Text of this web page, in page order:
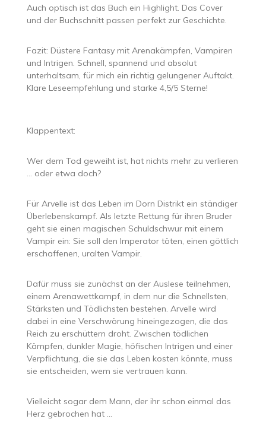
Auch optisch ist das Buch ein Highlight. Das Cover
und der Buchschnitt passen perfekt zur Geschichte.
Fazit: Düstere Fantasy mit Arenakämpfen, Vampiren
und Intrigen. Schnell, spannend und absolut
unterhaltsam, für mich ein richtig gelungener Auftakt.
Klare Leseempfehlung und starke 4,5/5 Sterne!
Klappentext:
Wer dem Tod geweiht ist, hat nichts mehr zu verlieren
… oder etwa doch?
Für Arvelle ist das Leben im Dorn Distrikt ein ständiger
Überlebenskampf. Als letzte Rettung für ihren Bruder
geht sie einen magischen Schuldschwur mit einem
Vampir ein: Sie soll den Imperator töten, einen göttlich
erschaffenen, uralten Vampir.
Dafür muss sie zunächst an der Auslese teilnehmen,
einem Arenawettkampf, in dem nur die Schnellsten,
Stärksten und Tödlichsten bestehen. Arvelle wird
dabei in eine Verschwörung hineingezogen, die das
Reich zu erschüttern droht. Zwischen tödlichen
Kämpfen, dunkler Magie, höfischen Intrigen und einer
Verpflichtung, die sie das Leben kosten könnte, muss
sie entscheiden, wem sie vertrauen kann.
Vielleicht sogar dem Mann, der ihr schon einmal das
Herz gebrochen hat …